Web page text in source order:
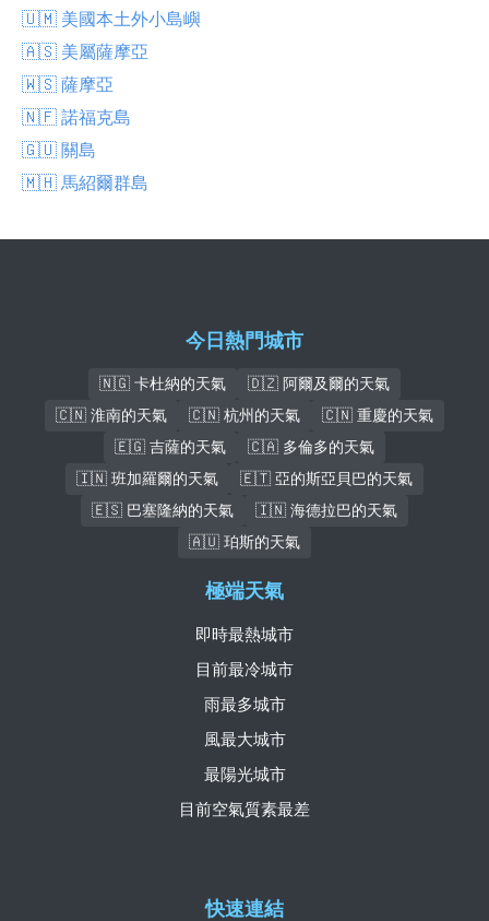
🇺🇲 美國本土外小島嶼
🇦🇸 美屬薩摩亞
🇼🇸 薩摩亞
🇳🇫 諾福克島
🇬🇺 關島
🇲🇭 馬紹爾群島
今日熱門城市
🇳🇬 卡杜納的天氣
🇩🇿 阿爾及爾的天氣
🇨🇳 淮南的天氣
🇨🇳 杭州的天氣
🇨🇳 重慶的天氣
🇪🇬 吉薩的天氣
🇨🇦 多倫多的天氣
🇮🇳 班加羅爾的天氣
🇪🇹 亞的斯亞貝巴的天氣
🇪🇸 巴塞隆納的天氣
🇮🇳 海德拉巴的天氣
🇦🇺 珀斯的天氣
快速連結
極端天氣
即時最熱城市
目前最冷城市
雨最多城市
風最大城市
最陽光城市
目前空氣質素最差